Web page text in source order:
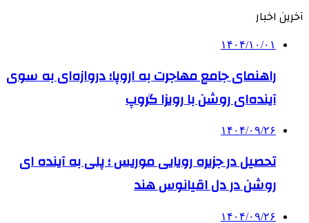
آخرین اخبار
۱۴۰۴/۱۰/۰۱
راهنمای جامع مهاجرت به اروپا؛ دروازه‌ای به سوی
آینده‌ای روشن با رویزا گروپ
۱۴۰۴/۰۹/۲۶
تحصیل در جزیره رویایی موریس ؛ پلی به آینده ‌ای
روشن در دل اقیانوس ‌هند
۱۴۰۴/۰۹/۲۶